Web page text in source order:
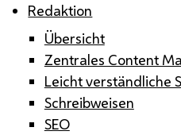
Redaktion
Übersicht
Zentrales Content
Leicht verständliche
Schreibweisen
SEO